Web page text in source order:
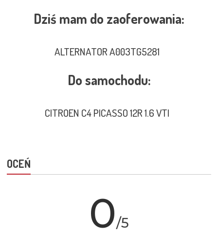
Dziś mam do zaoferowania:
ALTERNATOR A003TG5281
Do samochodu:
CITROEN C4 PICASSO 12R 1.6 VTI
OCEŃ
0/5